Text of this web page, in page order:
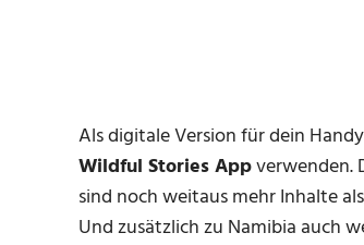
Als digitale Version für dein
Wildful Stories Appverwenden.
sind noch weitaus mehr Inhalte
Und zusätzlich zu Namibia auch